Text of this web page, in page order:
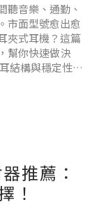
聽音樂、通勤、
市面型號愈出愈
夾式耳機？這篇
幫你快速做決
結構與穩定性耳
壓力是否均
勤走動，穩定
推薦：
！